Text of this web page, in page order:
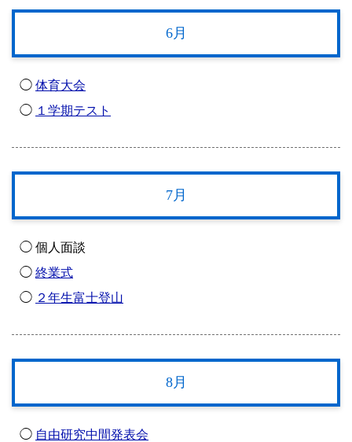
6月
◯ 体育大会
◯ １学期テスト
7月
◯ 個人面談
◯ 終業式
◯ ２年生富士登山
8月
◯ 自由研究中間発表会